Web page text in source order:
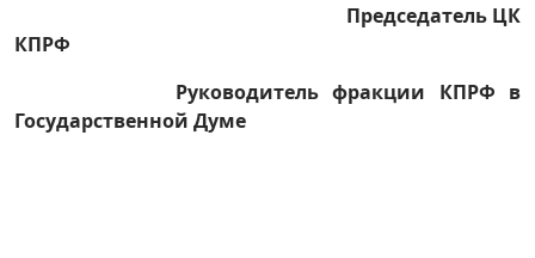
Председатель ЦК
КПРФ
Руководитель фракции КПРФ в
Государственной Думе